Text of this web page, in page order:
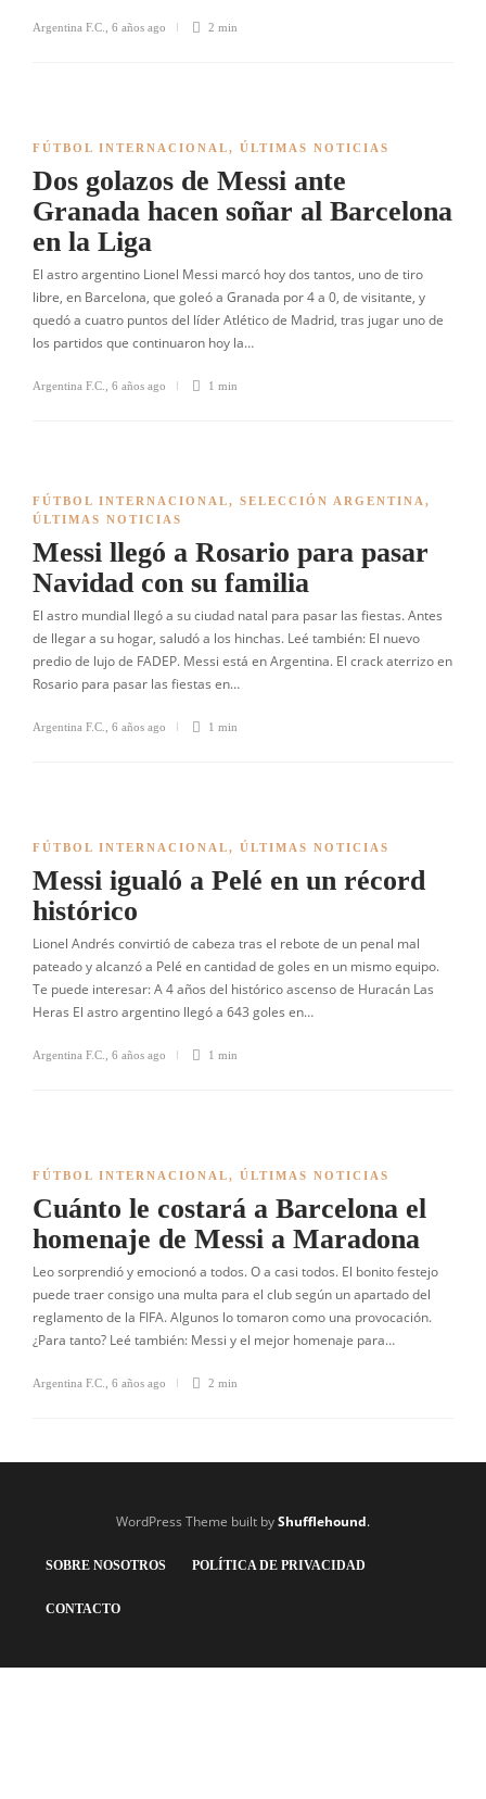
Argentina F.C. 6 años ago 2 min
FÚTBOL INTERNACIONAL, ÚLTIMAS NOTICIAS
Dos golazos de Messi ante
Granada hacen soñar al Barcelona
en la Liga
El astro argentino Lionel Messi marcó hoy dos tantos, uno de tiro
libre, en Barcelona, que goleó a Granada por 4 a 0, de visitante, y
quedó a cuatro puntos del líder Atlético de Madrid, tras jugar uno de
los partidos que continuaron hoy la…
Argentina F.C. 6 años ago 1 min
FÚTBOL INTERNACIONAL, SELECCIÓN ARGENTINA ,
ÚLTIMAS NOTICIAS
Messi llegó a Rosario para pasar
Navidad con su familia
El astro mundial llegó a su ciudad natal para pasar las fiestas. Antes
de llegar a su hogar, saludó a los hinchas. Leé también: El nuevo
predio de lujo de FADEP. Messi está en Argentina. El crack aterrizo en
Rosario para pasar las fiestas en…
Argentina F.C. 6 años ago 1 min
FÚTBOL INTERNACIONAL, ÚLTIMAS NOTICIAS
Messi igualó a Pelé en un récord
histórico
Lionel Andrés convirtió de cabeza tras el rebote de un penal mal
pateado y alcanzó a Pelé en cantidad de goles en un mismo equipo.
Te puede interesar: A 4 años del histórico ascenso de Huracán Las
Heras El astro argentino llegó a 643 goles en…
Argentina F.C. 6 años ago 1 min
FÚTBOL INTERNACIONAL, ÚLTIMAS NOTICIAS
Cuánto le costará a Barcelona el
homenaje de Messi a Maradona
Leo sorprendió y emocionó a todos. O a casi todos. El bonito festejo
puede traer consigo una multa para el club según un apartado del
reglamento de la FIFA. Algunos lo tomaron como una provocación.
¿Para tanto? Leé también: Messi y el mejor homenaje para…
Argentina F.C. 6 años ago 2 min
WordPress Theme built byShufflehound.
SOBRE NOSOTROS POLÍTICA DE PRIVACIDAD
CONTACTO